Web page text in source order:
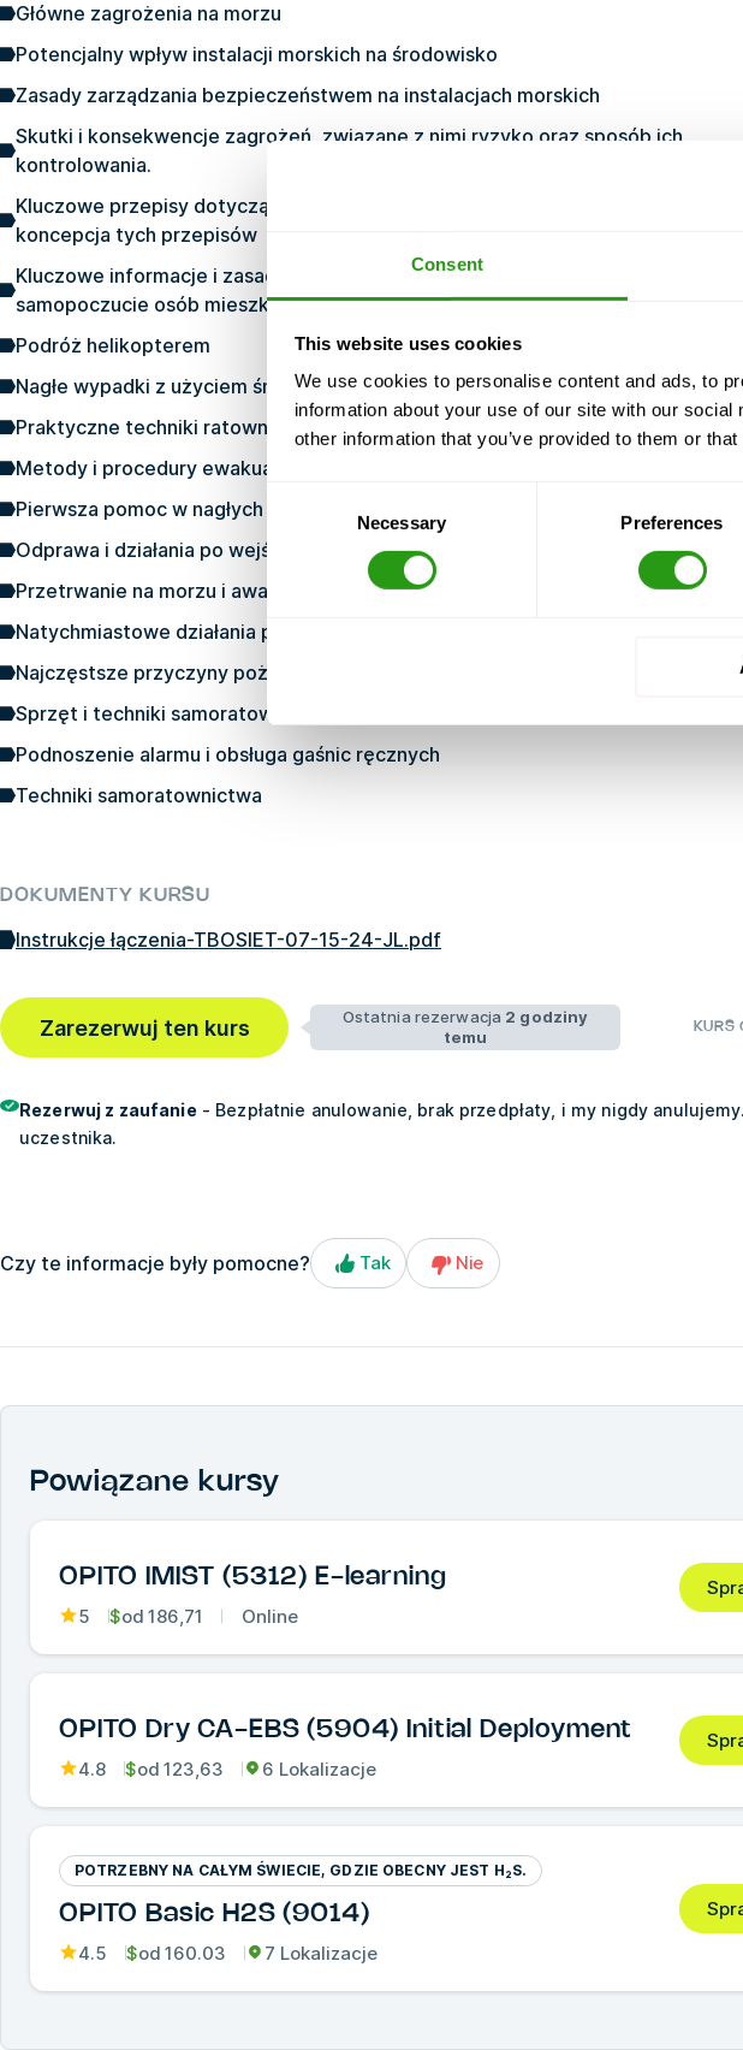
Consent
This website uses cookies
We use cookies to personalise content and ads, to
information about your use of our site with our
other information that you’ve provided to them or
Necessary Preferences
Główne zagrożenia na morzu
Potencjalny wpływ instalacji morskich na środowisko
Zasady zarządzania bezpieczeństwem na instalacjach morskich
Skutki i konsekwencje zagrożeń, związane z nimi ryzyko oraz sposób ich
kontrolowania.
Kluczowe przepisy dotyczące bezpieczeństwa instalacji morskich i podstawowa
koncepcja tych przepisów
Kluczowe informacje i zasady zapewniające zdrowie, bezpieczeństwo i dobre
samopoczucie osób mieszkających i pracujących na morzu
Podróż helikopterem
Nagłe wypadki z użyciem śmigłowca
Praktyczne techniki ratownictwa śmigłowcowego
Metody i procedury ewakuacji
Pierwsza pomoc w nagłych wypadkach
Odprawa i działania po wejściu na pokład jednostki ratunkowej (TEMPSC)
Przetrwanie na morzu i awaryjne działania na wodzie
Natychmiastowe działania pierwszej pomocy
Najczęstsze przyczyny pożarów na morzu i działania, które należy podjąć
Sprzęt i techniki samoratownictwa
Podnoszenie alarmu i obsługa gaśnic ręcznych
Techniki samoratownictwa
DOKUMENTY KURSU
Instrukcje łączenia-TBOSIET-07-15-24-JL.pdf
Zarezerwuj ten kurs Ostatnia rezerwacja 2 godziny
temu
KURS
Rezerwuj z zaufanie- Bezpłatnie anulowanie, brak przedpłaty, i my nigdy
uczestnika.
Czy te informacje były pomocne? Tak Nie
Powiązane kursy
OPITO IMIST (5312) E-learning
5 $od 186,71 Online
OPITO Dry CA-EBS (5904) Initial Deployment
4.8 $od 123,63 6 Lokalizacje
POTRZEBNY NA CAŁYM ŚWIECIE, GDZIE OBECNY JEST H₂S.
OPITO Basic H2S (9014)
4.5 $od 160.03 7 Lokalizacje